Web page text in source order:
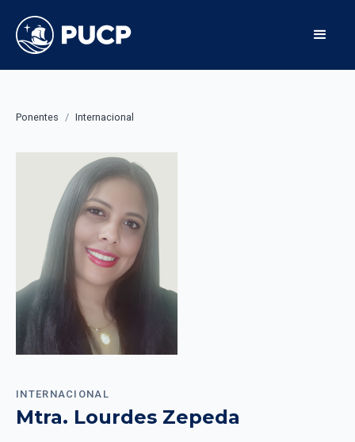
Ponentes / Internacional
INTERNACIONAL
Mtra. Lourdes Zepeda